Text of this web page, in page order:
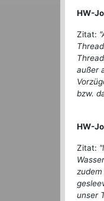
HW-
Zitat:
außer
bzw.
HW-
Zitat:
unser